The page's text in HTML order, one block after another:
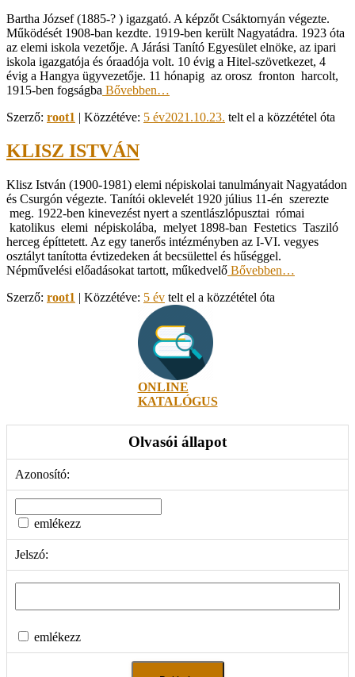
Bartha József (1885-? ) igazgató. A képzőt Csáktornyán végezte.
Működését 1908-ban kezdte. 1919-ben került Nagyatádra. 1923 óta
az elemi iskola vezetője. A Járási Tanító Egyesület elnöke, az ipari
iskola igazgatója és óraadója volt. 10 évig a Hitel-szövetkezet, 4
évig a Hangya ügyvezetője. 11 hónapig az orosz fronton harcolt,
1915-ben fogságba Bővebben…
Szerző: root1 | Közzétéve: 5 év2021.10.23. telt el a közzététel óta
KLISZ ISTVÁN
Klisz István (1900-1981) elemi népiskolai tanulmányait Nagyatádon
és Csurgón végezte. Tanítói oklevelét 1920 július 11-­én szerezte
meg. 1922-ben kinevezést nyert a szentlászlópusztai római
katolikus elemi népiskolába, melyet 1898-ban Festetics Tasziló
herceg építtetett. Az egy tanerős intézményben az I-VI. vegyes
osztályt tanította évtizedeken át becsülettel és hűséggel.
Népművelési előadásokat tartott, műkedvelő Bővebben…
Szerző: root1 | Közzétéve: 5 év telt el a közzététel óta
ONLINE
KATALÓGUS
Olvasói állapot
Azonosító:
emlékezz
Jelszó:
emlékezz